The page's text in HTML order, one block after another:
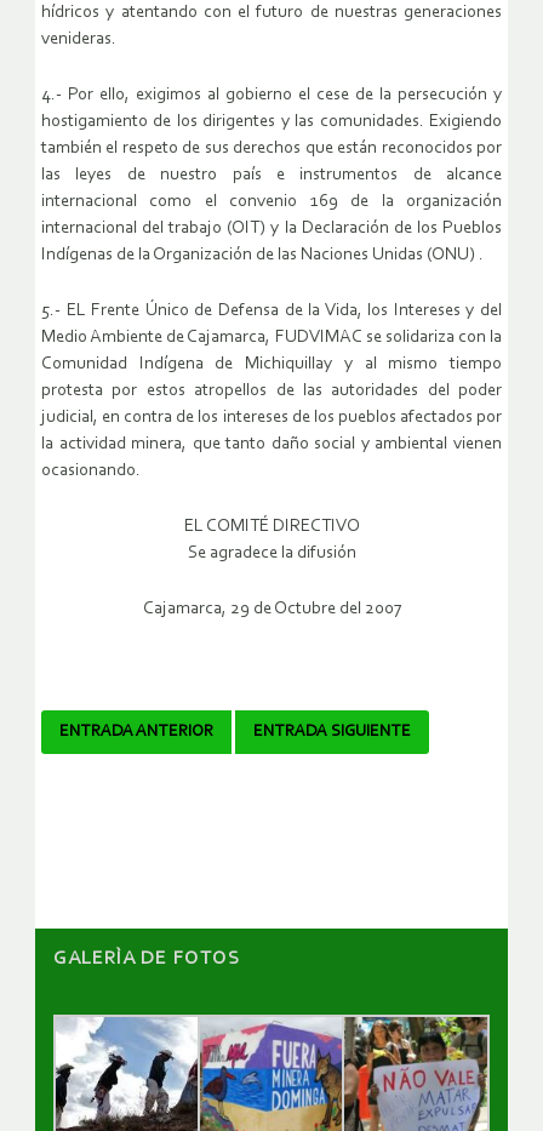
hídricos y atentando con el futuro de nuestras generaciones
venideras.
4.- Por ello, exigimos al gobierno el cese de la persecución y
hostigamiento de los dirigentes y las comunidades. Exigiendo
también el respeto de sus derechos que están reconocidos por
las leyes de nuestro país e instrumentos de alcance
internacional como el convenio 169 de la organización
internacional del trabajo (OIT) y la Declaración de los Pueblos
Indígenas de la Organización de las Naciones Unidas (ONU) .
5.- EL Frente Único de Defensa de la Vida, los Intereses y del
Medio Ambiente de Cajamarca, FUDVIMAC se solidariza con la
Comunidad Indígena de Michiquillay y al mismo tiempo
protesta por estos atropellos de las autoridades del poder
judicial, en contra de los intereses de los pueblos afectados por
la actividad minera, que tanto daño social y ambiental vienen
ocasionando.
EL COMITÉ DIRECTIVO
Se agradece la difusión
Cajamarca, 29 de Octubre del 2007
Navegador
ENTRADA ANTERIOR ENTRADA SIGUIENTE
GALERÌA DE FOTOS